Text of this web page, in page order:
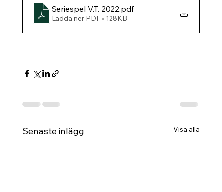
Seriespel V.T. 2022.pdf
Ladda ner PDF • 128KB
Senaste inlägg Visa alla